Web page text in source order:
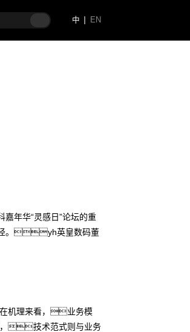
中 EN
年华“灵感日”论坛的重
。yh英皇数码董
机理来看，业务模
技术范式则与业务